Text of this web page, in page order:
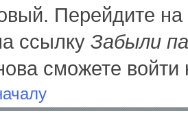
Перейдите
ссылку Забыли
сможете